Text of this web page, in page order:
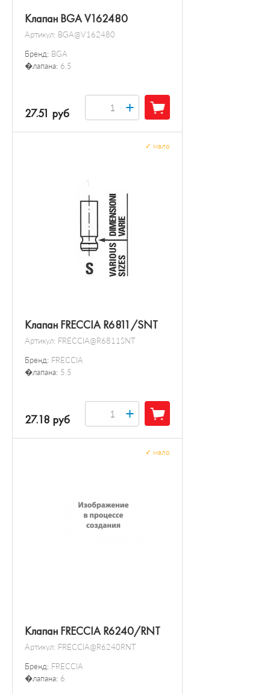
Клапан BGA V162480
Артикул: BGA@V162480
Бренд: BGA
�лапана: 6.5
27.51 руб +
Клапан FRECCIA R6811/SNT
Артикул: FRECCIA@R6811SNT
Бренд: FRECCIA
�лапана: 5.5
мало
27.18 руб +
Клапан FRECCIA R6240/RNT
Артикул: FRECCIA@R6240RNT
Бренд: FRECCIA
�лапана: 6
мало